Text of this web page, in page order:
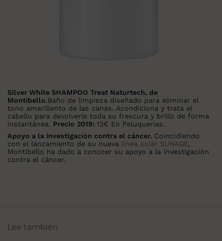
Silver White SHAMPOO Treat Naturtech, de
Montibello.Baño de limpieza diseñado para eliminar el
tono amarillento de las canas. Acondiciona y trata el
cabello para devolverle toda su frescura y brillo de forma
instantánea. Precio 2019: 12€ En Peluquerías.
Apoyo a la investigación contra el cáncer. Coincidiendo
con el lanzamiento de su nueva línea solar SUNAGE,
Montibello ha dado a conocer su apoyo a la investigación
contra el cáncer.
Lee también